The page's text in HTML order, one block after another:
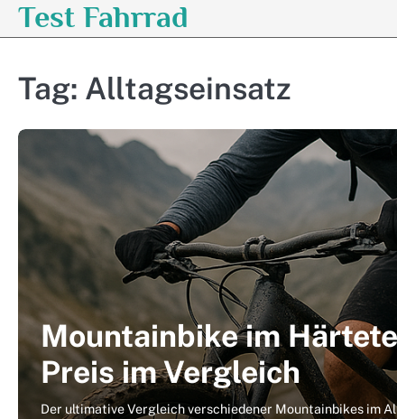
SkipTest Fahrrad
Tag: Alltagseinsatz
Mountainbike im
Preis im Vergleich
Der ultimative Vergleich verschiedener Mountainbikes im